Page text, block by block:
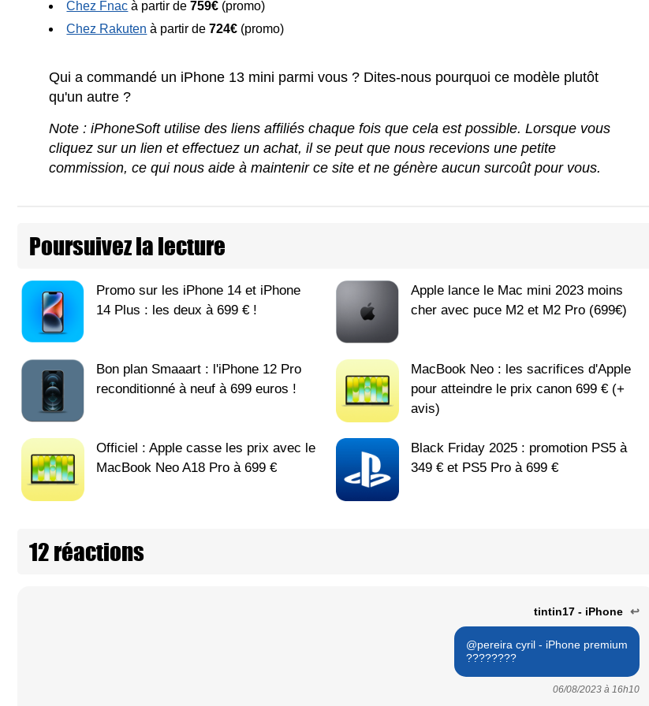
Chez Fnac à partir de759€ (promo)
Chez Rakuten à partir de724€ (promo)
Qui a commandé un iPhone 13 mini parmi vous ? Dites-nous pourquoi ce modèle plutôt
qu'un autre ?
Note : iPhoneSoft utilise des liens affiliés chaque fois que cela est possible. Lorsque vous
cliquez sur un lien et effectuez un achat, il se peut que nous recevions une petite
commission, ce qui nous aide à maintenir ce site et ne génère aucun surcoût pour vous.
Poursuivez la lecture
Promo sur les iPhone 14 et iPhone
14 Plus : les deux à 699 € !
Apple lance le Mac mini 2023 moins
cher avec puce M2 et M2 Pro (699€)
Bon plan Smaaart : l'iPhone 12 Pro
reconditionné à neuf à 699 euros !
MacBook Neo : les sacrifices d'Apple
pour atteindre le prix canon 699 € (+
avis)
Officiel : Apple casse les prix avec le
MacBook Neo A18 Pro à 699 €
Black Friday 2025 : promotion PS5 à
349 € et PS5 Pro à 699 €
12 réactions
tintin17 - iPhone ↩
@pereira cyril - iPhone premium
????????
06/08/2023 à 16h10